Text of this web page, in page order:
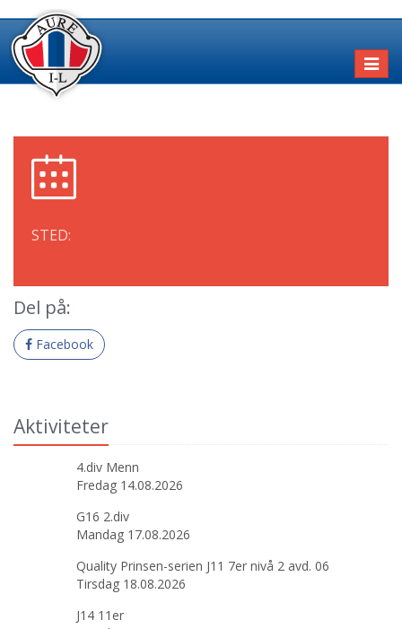
STED:
Del på:
Facebook
Aktiviteter
4.div Menn
Fredag 14.08.2026
G16 2.div
Mandag 17.08.2026
Quality Prinsen-serien J11 7er nivå 2 avd. 06
Tirsdag 18.08.2026
J14 11er